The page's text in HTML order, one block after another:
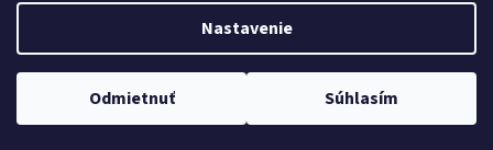
Nastavenie
Odmietnuť Súhlasím
Vytvoril Shoptet
Copyright 2026 . Všetky práva vyhradené.